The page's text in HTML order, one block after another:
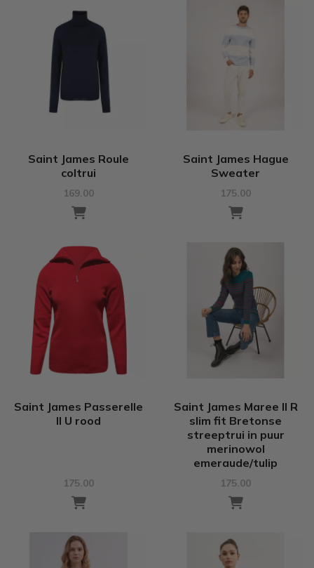
Saint James Roule
coltrui
169.00
Saint James Hague
Sweater
175.00
Saint James Passerelle
II U rood
175.00
Saint James Maree II R
slim fit Bretonse
streeptrui in puur
merinowol
emeraude/tulip
175.00